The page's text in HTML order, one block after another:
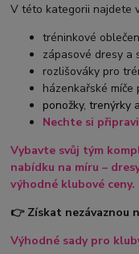
V této kategorii najdete
tréninkové
zápasové dresy a
rozlišováky pro
házenkařské
ponožky, trenýrky
Nechte si
Vybavte svůj tým
nabídku na míru –
výhodné klubové ceny.
👉 Získat nezávaznou
Výhodné sady pro